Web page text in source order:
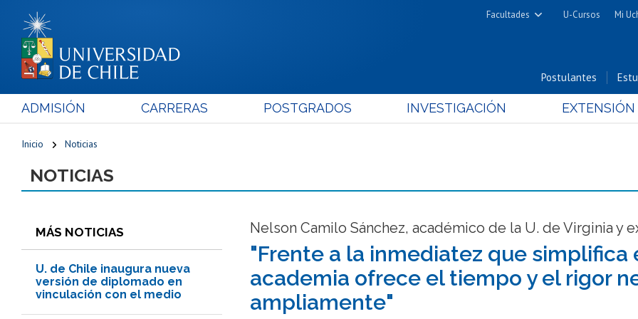
Facultades
Cs. Físicas y Matemáticas
Cs. Químicas y Farmacéuticas
Estudios Avanzados en Educación
Nutrición y Tecnología de
Alimentos
U-Cursos Mi
Postulantes
ADMISIÓN CARRERAS POSTGRADOS INVESTIGACIÓN EXTENSIÓN
Inicio Noticias
NOTICIAS
MÁS NOTICIAS
U. de Chile inaugura nueva
versión de diplomado en
vinculación con el medio
Nelson Camilo Sánchez, académico de la U. de Virginia y
"Frente a la inmediatez que simplifica
academia ofrece el tiempo y el rigor
ampliamente"